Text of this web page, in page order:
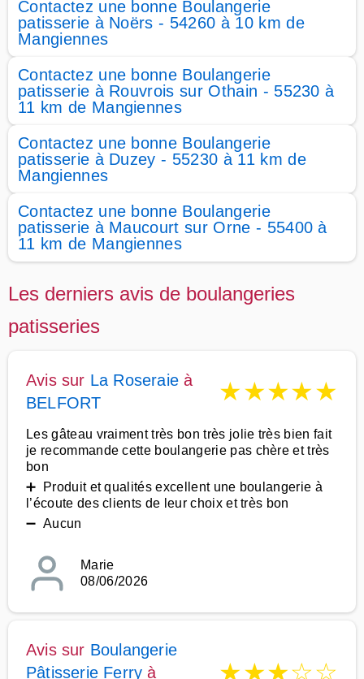
Contactez une bonne Boulangerie
patisserie à Noërs - 54260 à 10 km de
Mangiennes
Contactez une bonne Boulangerie
patisserie à Rouvrois sur Othain - 55230 à
11 km de Mangiennes
Contactez une bonne Boulangerie
patisserie à Duzey - 55230 à 11 km de
Mangiennes
Contactez une bonne Boulangerie
patisserie à Maucourt sur Orne - 55400 à
11 km de Mangiennes
Les derniers avis de boulangeries
patisseries
Avis sur La Roseraie à
BELFORT
★★★★★
Les gâteau vraiment très bon très jolie très bien fait
je recommande cette boulangerie pas chère et très
bon
➕ Produit et qualités excellent une boulangerie à
l’écoute des clients de leur choix et très bon
➖ Aucun
Marie
08/06/2026
Avis sur Boulangerie
Pâtisserie Ferry à
★★★☆☆